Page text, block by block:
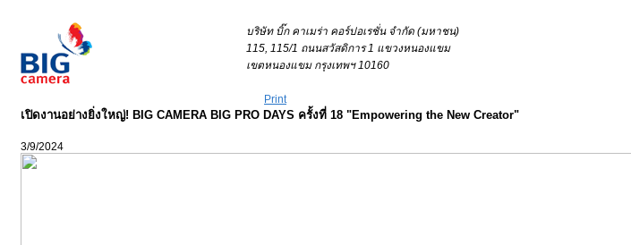
บริษัท บิ๊ก คาเมร่า คอร์ปอเรชั่น จำกัด (มหาชน)
115, 115/1 ถนนสวัสดิการ 1 แขวงหนองแขม
เขตหนองแขม กรุงเทพฯ 10160
Print
เปิดงานอย่างยิ่งใหญ่! BIG CAMERA BIG PRO DAYS ครั้งที่ 18 "Empowering the New Creator"
3/9/2024